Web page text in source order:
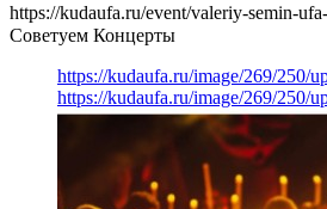
https://kudaufa.ru/event/valeriy-semin-
Советуем Концерты
https://kudaufa.ru/image/269/250/
https://kudaufa.ru/image/269/250/